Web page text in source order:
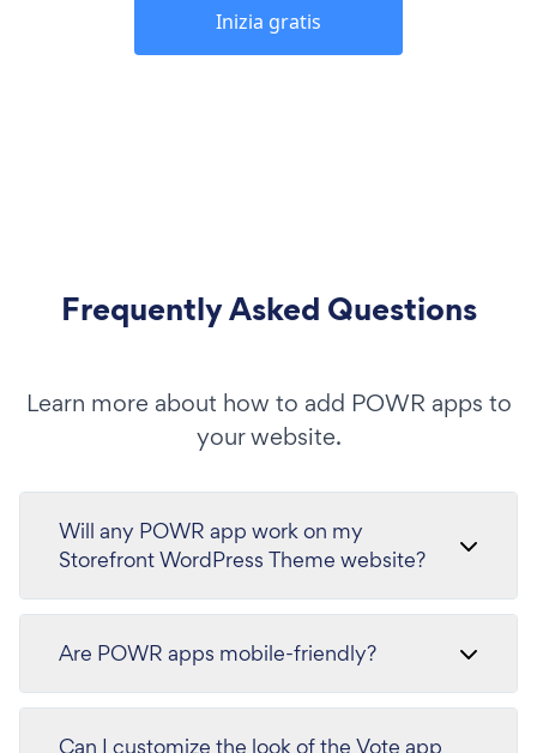
Inizia gratis
Frequently Asked Questions
Learn more about how to add POWR apps to
your website.
Will any POWR app work on my
Storefront WordPress Theme website?
Are POWR apps mobile-friendly?
Can I customize the look of the Vote app